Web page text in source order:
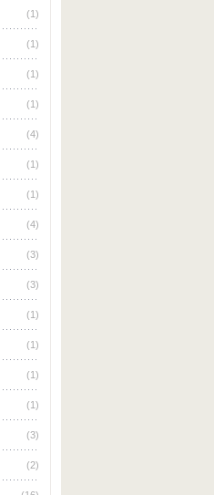
(1)
(1)
(1)
(1)
(4)
(1)
(1)
(4)
(3)
(3)
(1)
(1)
(1)
(1)
(3)
(2)